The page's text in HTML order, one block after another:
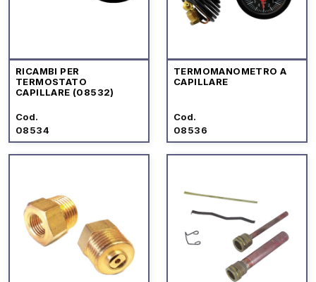
RICAMBI PER
TERMOSTATO
CAPILLARE (08532)
Cod.
08534
TERMOMANOMETRO A
CAPILLARE
Cod.
08536